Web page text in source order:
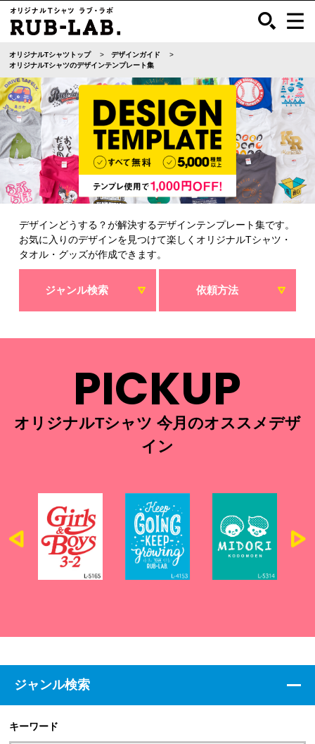
オリジナルTシャツトップ
デザインガイド
オリジナルTシャツのデザインテンプレート集
デザインどうする？が解決するデザインテンプレート集です。
お気に入りのデザインを見つけて楽しくオリジナルTシャツ・
タオル・グッズが作成できます。
ジャンル検索 依頼方法
PICKUP
オリジナルTシャツ 今月のオススメデザ
イン
ジャンル検索
キーワード